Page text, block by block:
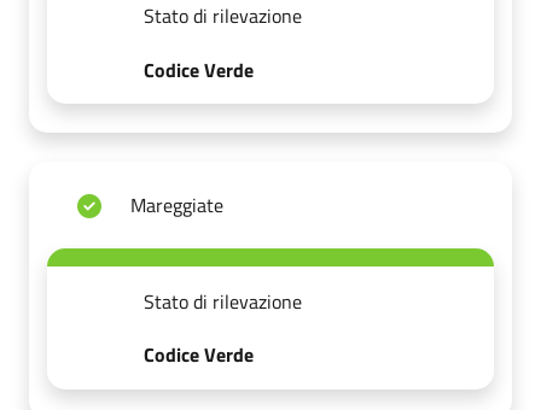
Stato di rilevazione
Codice Verde
Mareggiate
Stato di rilevazione
Codice Verde